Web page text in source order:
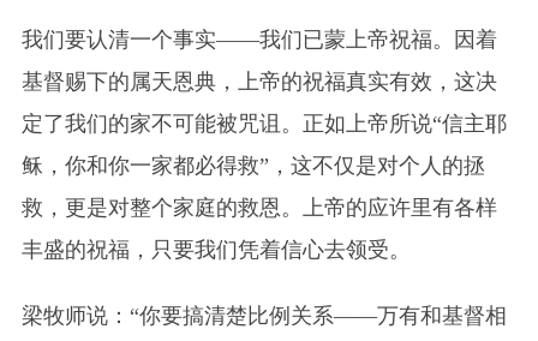
我们要认清一个事实——我们已蒙上帝祝福。因着
基督赐下的属天恩典，上帝的祝福真实有效，这决
定了我们的家不可能被咒诅。正如上帝所说“信主耶
稣，你和你一家都必得救”，这不仅是对个人的拯
救，更是对整个家庭的救恩。上帝的应许里有各样
丰盛的祝福，只要我们凭着信心去领受。
梁牧师说：“你要搞清楚比例关系——万有和基督相